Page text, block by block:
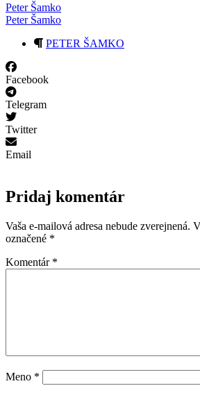
Peter Šamko
Peter Šamko
PETER ŠAMKO
Facebook
Telegram
Twitter
Email
Pridaj komentár
Vaša e-mailová adresa nebude zverejnená.
označené *
Komentár *
Meno *